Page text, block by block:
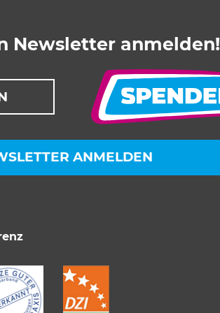
Newsletter anmelden!
ANMELDEN